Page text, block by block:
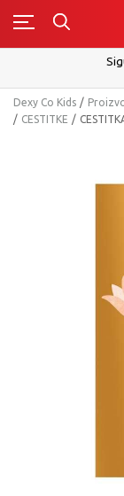
Dexy Co Kids
CESTITKE